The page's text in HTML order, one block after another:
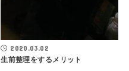
2020.03.02
生前整理をするメリット